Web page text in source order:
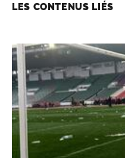
LES CONTENUS LIÉS